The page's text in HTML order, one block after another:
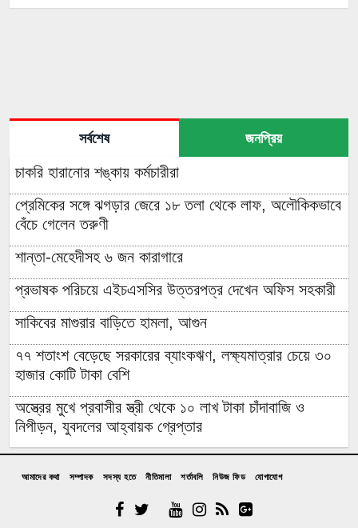
সর্বশেষ জনপ্রিয়
চাকরি হারানোর শঙ্কায় কর্মচারীরা
প্রেমিকের সঙ্গে ঝগড়ার জেরে ১৮ তলা থেকে লাফ, অলৌকিকভাবে
বেঁচে গেলেন তরুণী
শান্তা-মেহেদীসহ ৬ জন কারাগারে
প্রভাষক পরিচয়ে এইচএসসির উত্তরপত্র দেখেন অফিস সহকারী
সাকিবের মাগুরার বাড়িতে হামলা, আগুন
৭৭ শতাংশ বেড়েছে সরকারের ব্যাংকঋণ, লক্ষ্যমাত্রার চেয়ে ৩০
হাজার কোটি টাকা বেশি
অস্ত্রের মুখে প্রবাসীর স্ত্রী থেকে ১০ লাখ টাকা চাঁদাবাজি ও
নিপীড়ন, যুবদলের আহ্বায়ক গ্রেপ্তার
চাঁদপুরের মাদকসেবী ভাতিজাকে তুলে আনতে গিয়ে চাচাকে পিটিয়ে
হত্যা”সড়ক অবরোধ
অর্থাভাবে বন্ধ চিকিৎসার পথ,দুরারোগ্য রোগে আক্রান্ত মজিবর
আমাদের কথা সম্পাদক সদস্য হতে নীতিমালা শর্তাবলি নিউজ ফিড যোগাযোগ